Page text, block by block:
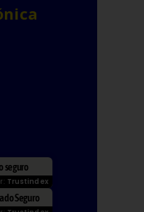
seguro
Trustindex
Seguro